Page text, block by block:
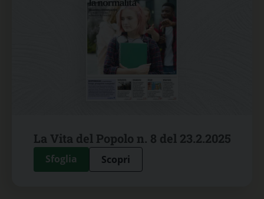
La Vita del Popolo n. 8 del 23.2.2025
Sfoglia Scopri